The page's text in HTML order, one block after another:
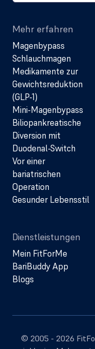
Mehr erfahren
Magenbypass
Schlauchmagen
Medikamente zur
Gewichtsreduktion
(GLP-1)
Mini-Magenbypass
Biliopankreatische
Diversion mit
Duodenal-Switch
Vor einer
bariatrischen
Operation
Gesunder Lebensstil
Dienstleistungen
Mein FitForMe
BariBuddy App
Blogs
© 2005 - 2026